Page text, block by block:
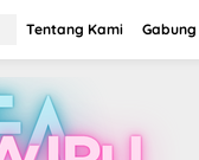
Tentang Kami